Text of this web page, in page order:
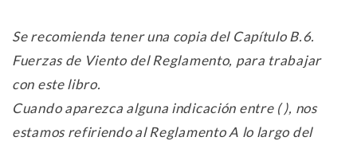
Se recomienda tener una copia del Capítulo B.6.
Fuerzas de Viento del Reglamento, para trabajar
con este libro.
Cuando aparezca alguna indicación entre ( ), nos
estamos refiriendo al Reglamento A lo largo del